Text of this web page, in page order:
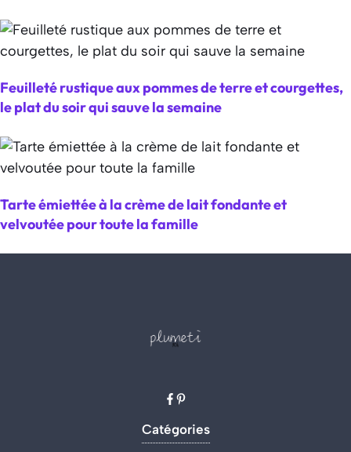
Feuilleté rustique aux pommes de terre et courgettes,
le plat du soir qui sauve la semaine
Tarte émiettée à la crème de lait fondante et
velvoutée pour toute la famille
Catégories